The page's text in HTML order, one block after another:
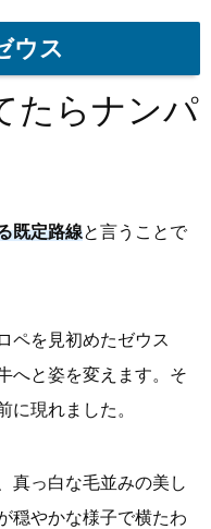
ウス
たらナンパ
既定路線と言うことで
ペを見初めたゼウス
へと姿を変えます。そ
に現れました。
真っ白な毛並みの美し
穏やかな様子で横たわ